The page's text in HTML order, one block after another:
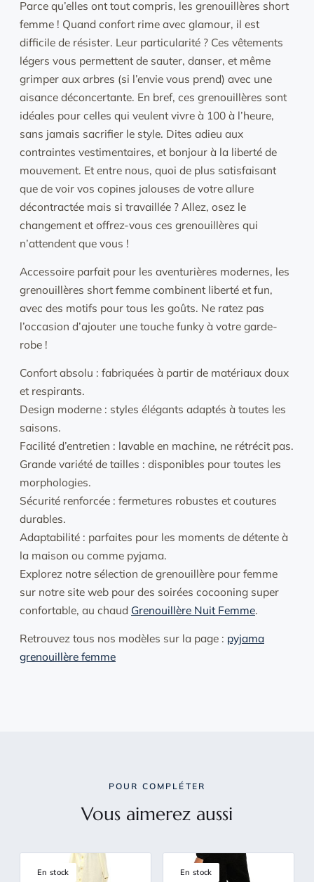
Parce qu’elles ont tout compris, les grenouillères short
femme ! Quand confort rime avec glamour, il est
difficile de résister. Leur particularité ? Ces vêtements
légers vous permettent de sauter, danser, et même
grimper aux arbres (si l’envie vous prend) avec une
aisance déconcertante. En bref, ces grenouillères sont
idéales pour celles qui veulent vivre à 100 à l’heure,
sans jamais sacrifier le style. Dites adieu aux
contraintes vestimentaires, et bonjour à la liberté de
mouvement. Et entre nous, quoi de plus satisfaisant
que de voir vos copines jalouses de votre allure
décontractée mais si travaillée ? Allez, osez le
changement et offrez-vous ces grenouillères qui
n’attendent que vous !
Accessoire parfait pour les aventurières modernes, les
grenouillères short femme combinent liberté et fun,
avec des motifs pour tous les goûts. Ne ratez pas
l’occasion d’ajouter une touche funky à votre garde-
robe !
Confort absolu : fabriquées à partir de matériaux doux
et respirants.
Design moderne : styles élégants adaptés à toutes les
saisons.
Facilité d’entretien : lavable en machine, ne rétrécit pas.
Grande variété de tailles : disponibles pour toutes les
morphologies.
Sécurité renforcée : fermetures robustes et coutures
durables.
Adaptabilité : parfaites pour les moments de détente à
la maison ou comme pyjama.
Explorez notre sélection de grenouillère pour femme
sur notre site web pour des soirées cocooning super
confortable, au chaud Grenouillère Nuit Femme.
Retrouvez tous nos modèles sur la page : pyjama
grenouillère femme
POUR COMPLÉTER
Vous aimerez aussi
En stock En stock